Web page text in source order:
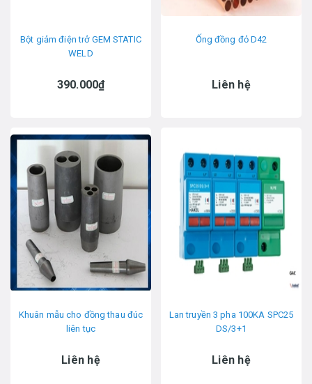
Bột giảm điện trở GEM STATIC
WELD
390.000₫
Ống đồng đỏ D42
Liên hệ
Khuân mẫu cho đồng thau đúc
liên tục
Liên hệ
Lan truyền 3 pha 100KA SPC25
DS/3+1
Liên hệ